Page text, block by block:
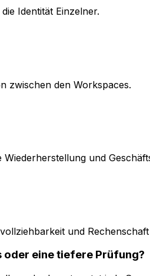
Identität Einzelner.
zwischen den Workspaces.
und
und
oder eine tiefere Prüfung?